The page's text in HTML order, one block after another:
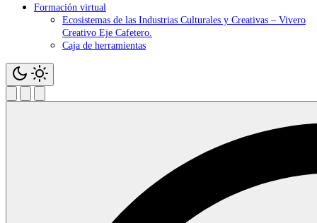
Formación virtual
Ecosistemas de las Industrias Culturales y Creativas – Vivero
Creativo Eje Cafetero.
Caja de herramientas